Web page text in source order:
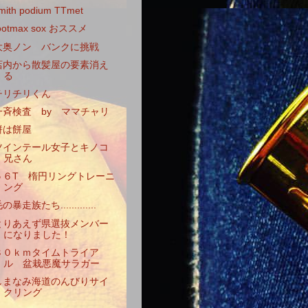
podium TTmet
sox おススメ
奥ノン バンクに挑戦
内から散髪屋の要素消え
る
リチリくん
斉検査 by ママチャリ
は餅屋
インテール女子とキノコ
兄さん
６T 楕円リングトレーニ
ング
の暴走族たち.............
りあえず県選抜メンバー
になりました！
０ｋｍタイムトライア
ル 盆栽悪魔サラガー
まなみ海道のんびりサイ
クリング